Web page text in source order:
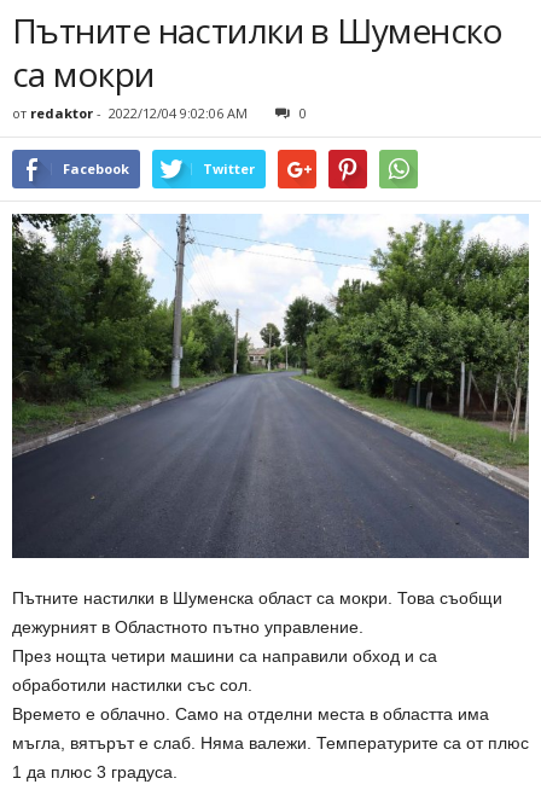
Пътните настилки в Шуменско
са мокри
от redaktor - 2022/12/04 9:02:06 AM 0
Facebook Twitter
Пътните настилки в Шуменска област са мокри. Това съобщи
дежурният в Областното пътно управление.
През нощта четири машини са направили обход и са
обработили настилки със сол.
Времето е облачно. Само на отделни места в областта има
мъгла, вятърът е слаб. Няма валежи. Температурите са от плюс
1 да плюс 3 градуса.